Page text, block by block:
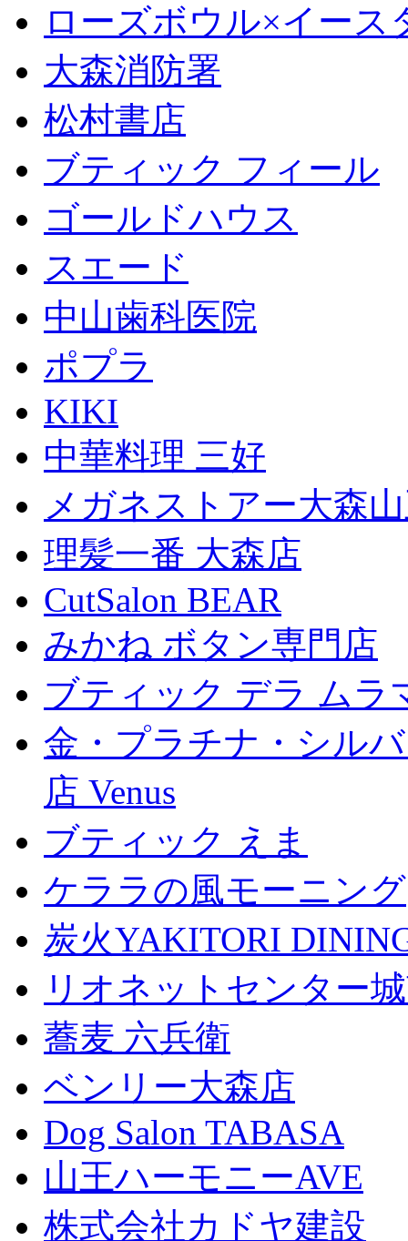
ローズボウル×イース
大森消防署
松村書店
ブティック フィール
ゴールドハウス
スエード
中山歯科医院
ポプラ
KIKI
中華料理 三好
メガネストアー大森
理髪一番 大森店
CutSalon BEAR
みかね ボタン専門店
ブティック デラ ムラ
金・プラチナ・シル
店 Venus
ブティック えま
ケララの風モーニング
炭火YAKITORI
リオネットセンター
蕎麦 六兵衛
ベンリー大森店
Dog Salon TABASA
山王ハーモニーAVE
株式会社カドヤ建設